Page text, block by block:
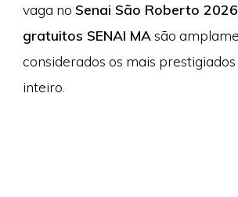
vaga no Senai São Roberto 2026
gratuitos SENAI MAsão
considerados os mais
inteiro.